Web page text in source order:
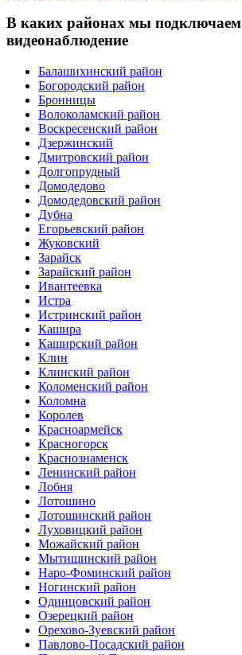
В каких районах мы подключаем
видеонаблюдение
Балашихинский район
Богородский район
Бронницы
Волоколамский район
Воскресенский район
Дзержинский
Дмитровский район
Долгопрудный
Домодедово
Домодедовский район
Дубна
Егорьевский район
Жуковский
Зарайск
Зарайский район
Ивантеевка
Истра
Истринский район
Кашира
Каширский район
Клин
Клинский район
Коломенский район
Коломна
Королев
Красноармейск
Красногорск
Краснознаменск
Ленинский район
Лобня
Лотошино
Лотошинский район
Луховицкий район
Можайский район
Мытищинский район
Наро-Фоминский район
Ногинский район
Одинцовский район
Озерецкий район
Орехово-Зуевский район
Павлово-Посадский район